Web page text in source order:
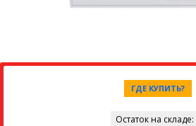
ГДЕ КУПИТЬ?
Остаток на складе: